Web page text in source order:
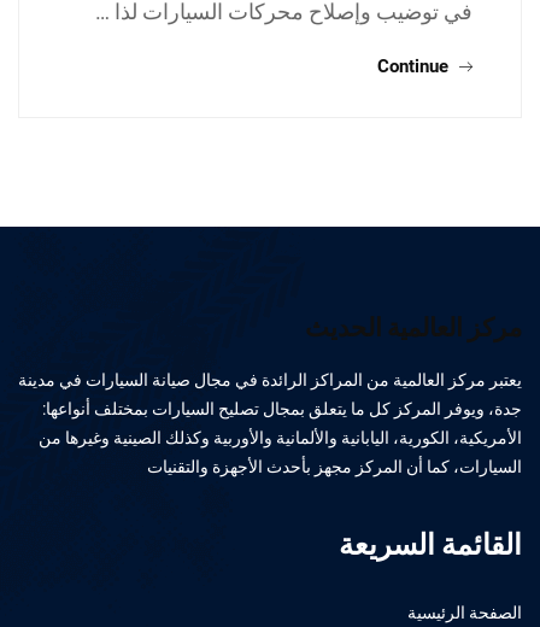
في توضيب وإصلاح محركات السيارات لذا …
Continue
مركز العالمية الحديث
يعتبر مركز العالمية من المراكز الرائدة في مجال صيانة السيارات في مدينة
جدة، ويوفر المركز كل ما يتعلق بمجال تصليح السيارات بمختلف أنواعها:
الأمريكية، الكورية، اليابانية والألمانية والأوربية وكذلك الصينية وغيرها من
السيارات، كما أن المركز مجهز بأحدث الأجهزة والتقنيات
القائمة السريعة
الصفحة الرئيسية